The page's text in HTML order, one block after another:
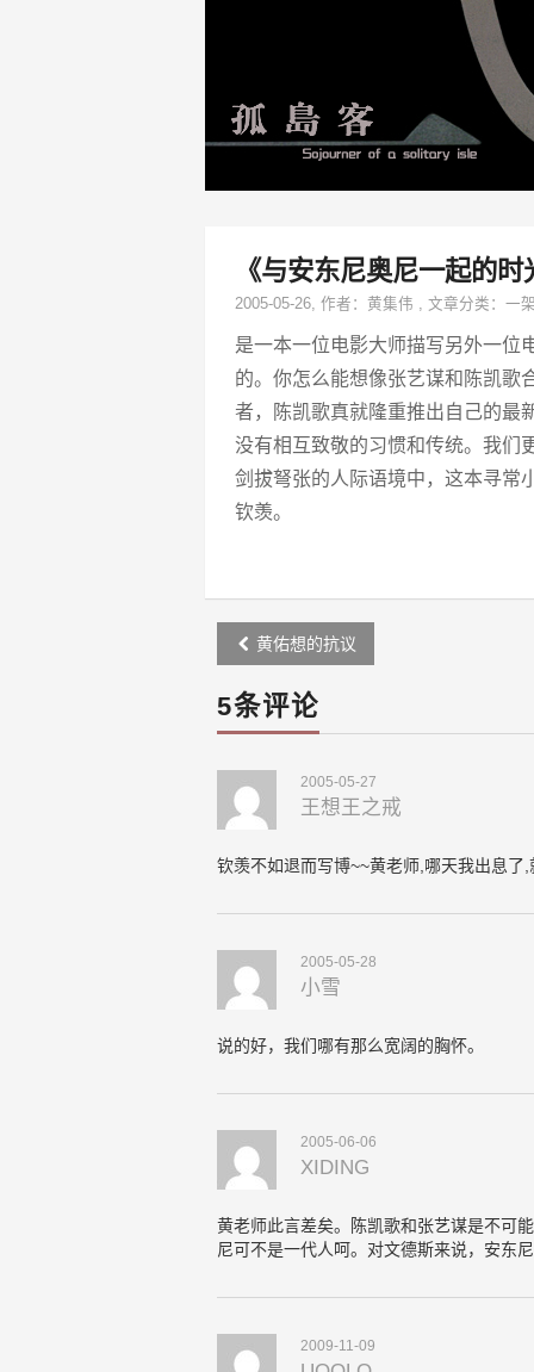
《与安东尼奥尼一起的时
2005-05-26, 作者： 黄集伟 , 文章分类： 一
是一本一位电影大师描写另外一位
的。你怎么能想像张艺谋和陈凯歌
者，陈凯歌真就隆重推出自己的最
没有相互致敬的习惯和传统。我们
剑拔弩张的人际语境中，这本寻常
钦羡。
Post
navigation
黄佑想的抗议
5条评论
2005-05-27
王想王之戒
钦羡不如退而写博~~黄老师,哪天我出息
2005-05-28
小雪
说的好，我们哪有那么宽阔的胸怀。
2005-06-06
XIDING
黄老师此言差矣。陈凯歌和张艺谋是不可
尼可不是一代人呵。对文德斯来说，安东
2009-11-09